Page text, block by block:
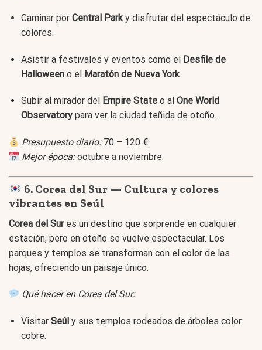
Caminar por Central Parky disfrutar del espectáculo de
colores.
Asistir a festivales y eventos como el Desfile de
Halloweeno el Maratón de Nueva York.
Subir al mirador del Empire Stateo al One World
Observatorypara ver la ciudad teñida de otoño.
Presupuesto diario:70 – 120 €.
Mejor época:octubre a noviembre.
6. Corea del Sur — Cultura y colores
vibrantes en Seúl
Corea del Sures un destino que sorprende en cualquier
estación, pero en otoño se vuelve espectacular. Los
parques y templos se transforman con el color de las
hojas, ofreciendo un paisaje único.
Qué hacer en Corea del Sur:
Visitar Seúl y sus templos rodeados de árboles color
cobre.